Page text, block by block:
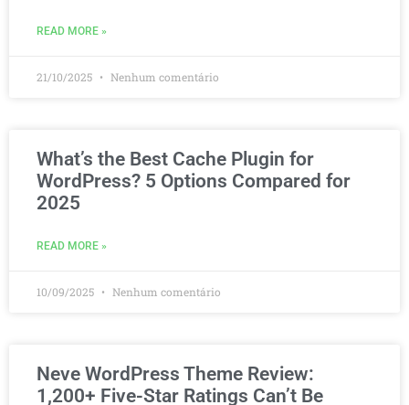
READ MORE »
21/10/2025 Nenhum comentário
What’s the Best Cache Plugin for
WordPress? 5 Options Compared for
2025
READ MORE »
10/09/2025 Nenhum comentário
Neve WordPress Theme Review:
1,200+ Five-Star Ratings Can’t Be